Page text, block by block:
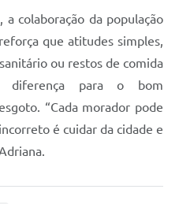
colaboração da população
que atitudes simples,
ou restos de comida
para o bom
“Cada morador pode
é cuidar da cidade e